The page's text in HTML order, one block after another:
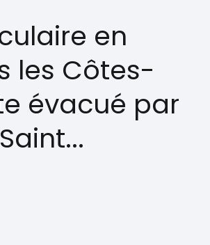
en
les Côtes-
évacué par